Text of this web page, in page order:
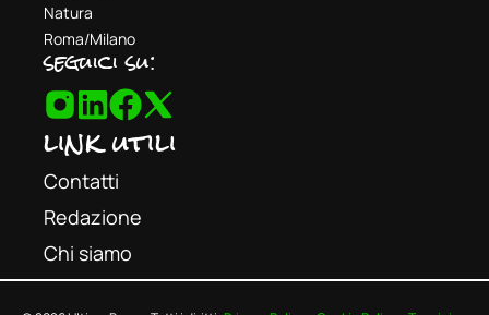
Natura
Roma/Milano
seguici su:
link utili
Contatti
Redazione
Chi siamo